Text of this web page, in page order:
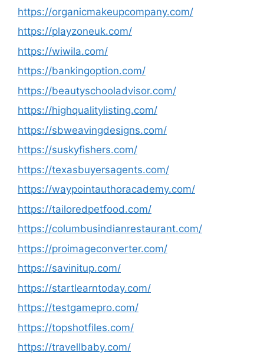
https://organicmakeupcompany.com/
https://playzoneuk.com/
https://wiwila.com/
https://bankingoption.com/
https://beautyschooladvisor.com/
https://highqualitylisting.com/
https://sbweavingdesigns.com/
https://suskyfishers.com/
https://texasbuyersagents.com/
https://waypointauthoracademy.com/
https://tailoredpetfood.com/
https://columbusindianrestaurant.com/
https://proimageconverter.com/
https://savinitup.com/
https://startlearntoday.com/
https://testgamepro.com/
https://topshotfiles.com/
https://travellbaby.com/